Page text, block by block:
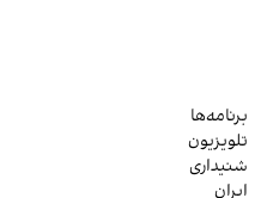
برنامه‌ها
تلویزیون
شنیداری
ایران